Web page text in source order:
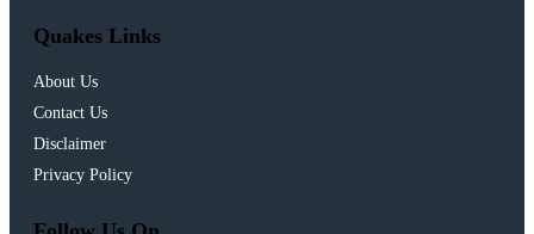
Quakes Links
About Us
Contact Us
Disclaimer
Privacy Policy